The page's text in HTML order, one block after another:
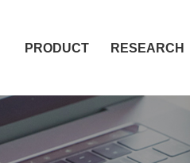
PRODUCT RESEARCH